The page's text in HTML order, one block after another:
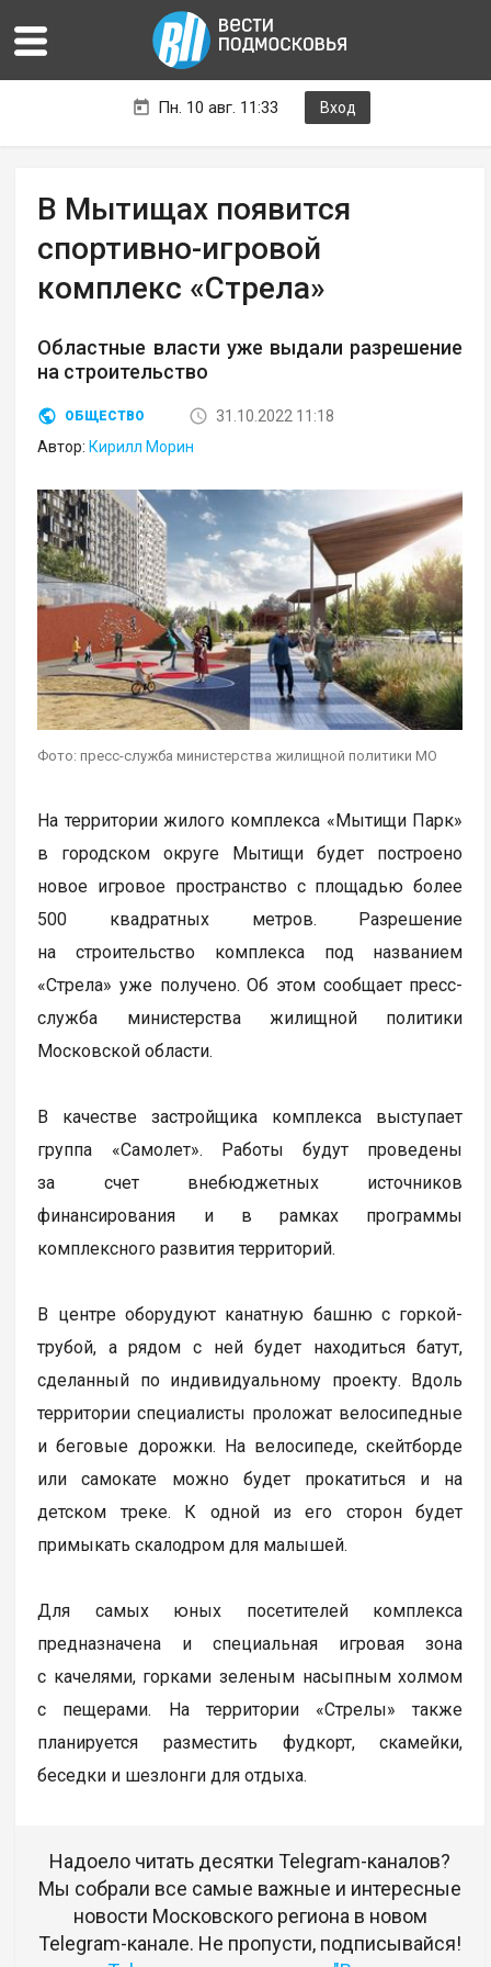
Пн. 10 авг. 11:33 Вход
В Мытищах появится
спортивно-игровой
комплекс «Стрела»
Областные власти уже выдали разрешение
на строительство
ОБЩЕСТВО
31.10.2022 11:18
Автор: Кирилл Морин
Фото: пресс-служба министерства жилищной политики МО
На территории жилого комплекса «Мытищи Парк»
в городском округе Мытищи будет построено
новое игровое пространство с площадью более
500 квадратных метров. Разрешение
на строительство комплекса под названием
«Стрела» уже получено. Об этом сообщает пресс-
служба министерства жилищной политики
Московской области.
В качестве застройщика комплекса выступает
группа «Самолет». Работы будут проведены
за счет внебюджетных источников
финансирования и в рамках программы
комплексного развития территорий.
В центре оборудуют канатную башню с горкой-
трубой, а рядом с ней будет находиться батут,
сделанный по индивидуальному проекту. Вдоль
территории специалисты проложат велосипедные
и беговые дорожки. На велосипеде, скейтборде
или самокате можно будет прокатиться и на
детском треке. К одной из его сторон будет
примыкать скалодром для малышей.
Для самых юных посетителей комплекса
предназначена и специальная игровая зона
с качелями, горками зеленым насыпным холмом
с пещерами. На территории «Стрелы» также
планируется разместить фудкорт, скамейки,
беседки и шезлонги для отдыха.
Надоело читать десятки Telegram-каналов?
Мы собрали все самые важные и интересные
новости Московского региона в новом
Telegram-канале. Не пропусти, подписывайся!